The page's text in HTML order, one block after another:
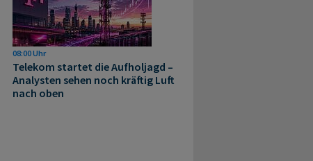
08:00 Uhr
Telekom startet die Aufholjagd –
Analysten sehen noch kräftig Luft
nach oben